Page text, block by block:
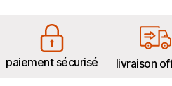
paiement sécurisé livraison